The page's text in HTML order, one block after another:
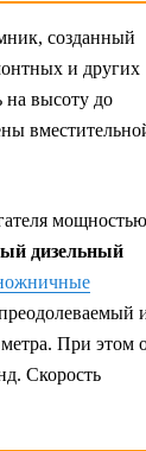
созданный
и других
на высоту до
дизельный
При этом
Скорость